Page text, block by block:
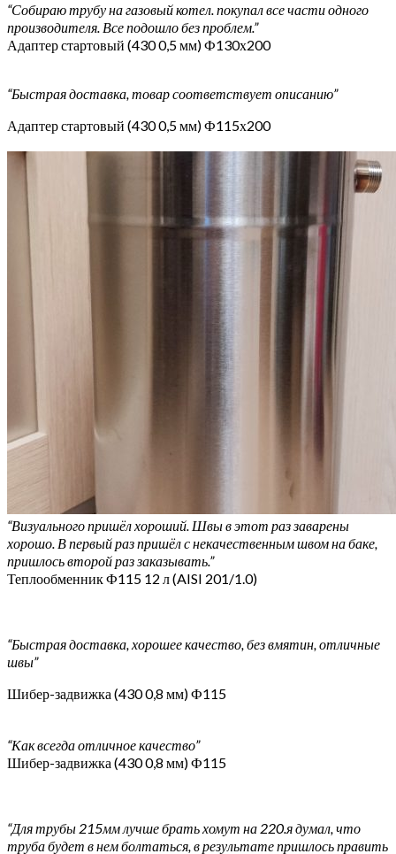
“Собираю трубу на газовый котел. покупал все части одного
производителя. Все подошло без проблем.”
Адаптер стартовый (430 0,5 мм) Ф130х200
“Быстрая доставка, товар соответствует описанию”
Адаптер стартовый (430 0,5 мм) Ф115х200
“Визуального пришёл хороший. Швы в этот раз заварены
хорошо. В первый раз пришёл с некачественным швом на баке,
пришлось второй раз заказывать.”
Теплообменник Ф115 12 л (AISI 201/1.0)
“Быстрая доставка, хорошее качество, без вмятин, отличные
швы”
Шибер-задвижка (430 0,8 мм) Ф115
“Как всегда отличное качество”
Шибер-задвижка (430 0,8 мм) Ф115
“Для трубы 215мм лучше брать хомут на 220.я думал, что
труба будет в нем болтаться, в результате пришлось править